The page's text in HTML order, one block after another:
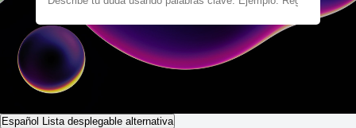
Español Lista desplegable alternativa